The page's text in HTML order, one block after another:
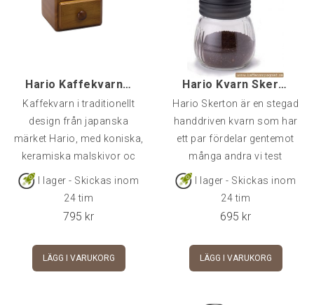
Hario Kaffekvarn MM2
Kaffekvarn i traditionellt
design från japanska
märket Hario, med koniska,
keramiska malskivor oc
I lager - Skickas inom
24 tim
795 kr
LÄGG I VARUKORG
Hario Kvarn Skerton+
Hario Skerton är en stegad
handdriven kvarn som har
ett par fördelar gentemot
många andra vi test
I lager - Skickas inom
24 tim
695 kr
LÄGG I VARUKORG